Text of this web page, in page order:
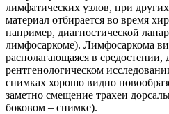
лимфатических узлов, при
материал отбирается во время
например, диагностической
лимфосаркоме). Лимфосаркома
располагающаяся в средостении,
рентгенологическом
снимках хорошо видно
заметно смещение трахеи
боковом – снимке).